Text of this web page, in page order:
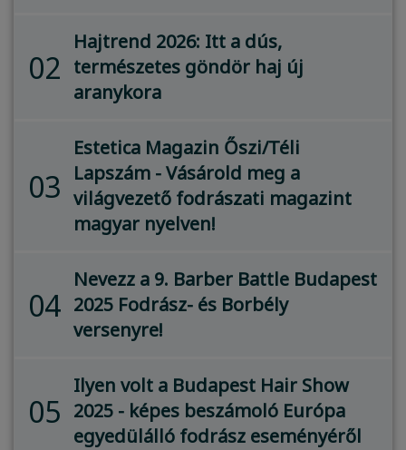
02
Hajtrend 2026: Itt a dús,
természetes göndör haj új
aranykora
03
Estetica Magazin Őszi/Téli
Lapszám - Vásárold meg a
világvezető fodrászati magazint
magyar nyelven!
04
Nevezz a 9. Barber Battle Budapest
2025 Fodrász- és Borbély
versenyre!
05
Ilyen volt a Budapest Hair Show
2025 - képes beszámoló Európa
egyedülálló fodrász eseményéről